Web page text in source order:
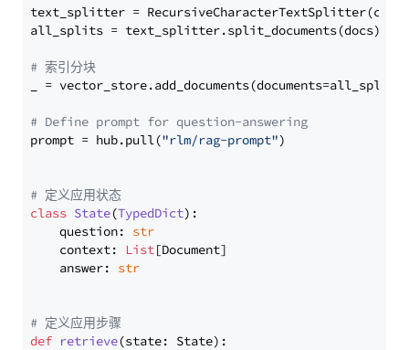
text_splitter =
all_splits = text_splitter.split_documents(docs)
# 索引分块
_ = vector_store.add_documents(documents=all_splits)
# Define prompt for question-answering
prompt = hub.pull("rlm/rag-prompt")
# 定义应用状态
class State(TypedDict):
    question:
str
    context:
List[Document]
    answer:
str
# 定义应用步骤
def retrieve(state: State):